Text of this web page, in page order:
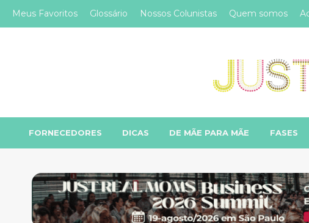
Meus Favoritos Glossário Nossos Colunistas Quem somos
FORNECEDORES DICAS DE MÃE PARA MÃE FASES